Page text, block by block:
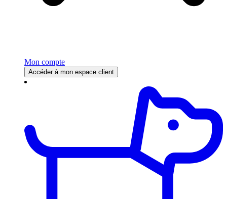
Mon compte
Accéder à mon espace client